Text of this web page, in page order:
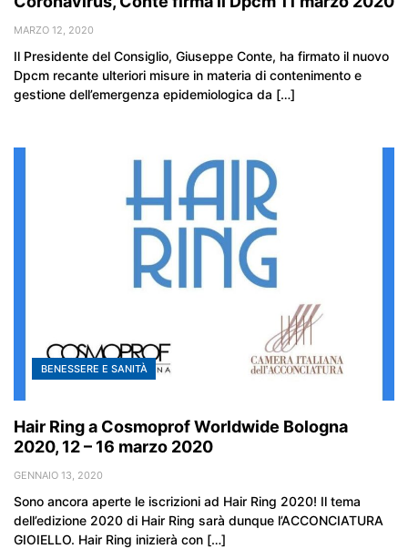
MARZO 12, 2020
Il Presidente del Consiglio, Giuseppe Conte, ha firmato il nuovo
Dpcm recante ulteriori misure in materia di contenimento e
gestione dell’emergenza epidemiologica da […]
BENESSERE E SANITÀ
Hair Ring a Cosmoprof Worldwide Bologna
2020, 12 – 16 marzo 2020
GENNAIO 13, 2020
Sono ancora aperte le iscrizioni ad Hair Ring 2020! Il tema
dell’edizione 2020 di Hair Ring sarà dunque l’ACCONCIATURA
GIOIELLO. Hair Ring inizierà con […]